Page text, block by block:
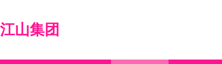
江山集团